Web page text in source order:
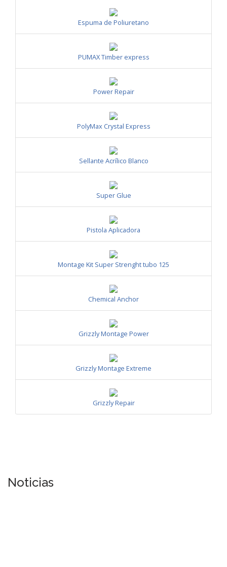
Espuma de Poliuretano
PUMAX Timber express
Power Repair
PolyMax Crystal Express
Sellante Acrílico Blanco
Super Glue
Pistola Aplicadora
Montage Kit Super Strenght tubo 125
Chemical Anchor
Grizzly Montage Power
Grizzly Montage Extreme
Grizzly Repair
Noticias